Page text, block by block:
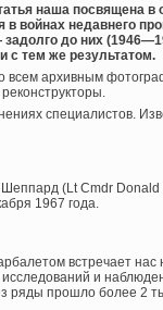
наша посвящена в
войнах недавнего
до них
с тем же результатом.
архивным
специалистов.
(Lt Cmdr Donald
1967 года.
встречает
и
ряды прошло более 2